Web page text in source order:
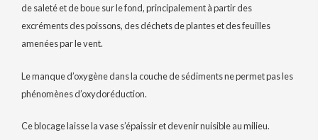
de saleté et de boue sur le fond, principalement à partir des
excréments des poissons, des déchets de plantes et des feuilles
amenées par le vent.
Le manque d’oxygène dans la couche de sédiments ne permet pas les
phénomènes d’oxydoréduction.
Ce blocage laisse la vase s’épaissir et devenir nuisible au milieu.